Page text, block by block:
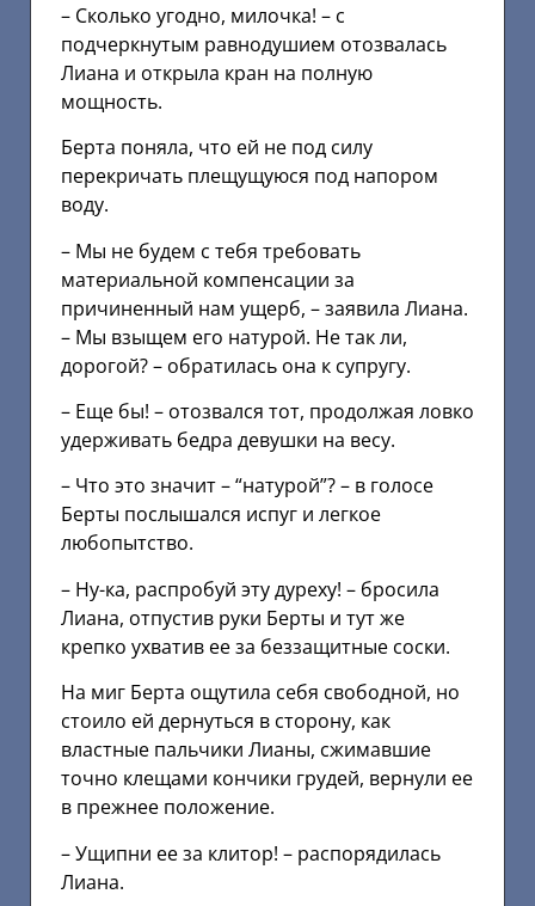
– Сколько угодно, милочка! – с
подчеркнутым равнодушием отозвалась
Лиана и открыла кран на полную
мощность.
Берта поняла, что ей не под силу
перекричать плещущуюся под напором
воду.
– Мы не будем с тебя требовать
материальной компенсации за
причиненный нам ущерб, – заявила Лиана.
– Мы взыщем его натурой. Hе так ли,
дорогой? – обратилась она к супругу.
– Еще бы! – отозвался тот, продолжая ловко
удерживать бедра девушки на весу.
– Что это значит – “натурой”? – в голосе
Берты послышался испуг и легкое
любопытство.
– Hу-ка, распробуй эту дуреху! – бросила
Лиана, отпустив руки Берты и тут же
крепко ухватив ее за беззащитные соски.
Hа миг Берта ощутила себя свободной, но
стоило ей дернуться в сторону, как
властные пальчики Лианы, сжимавшие
точно клещами кончики грудей, вернули ее
в прежнее положение.
– Ущипни ее за клитор! – распорядилась
Лиана.